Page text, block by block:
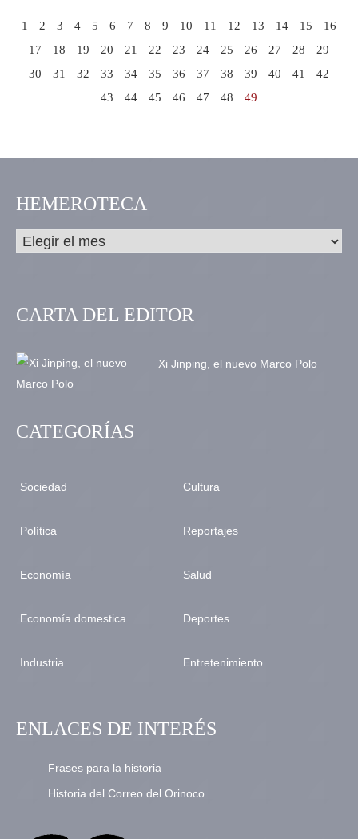
1 2 3 4 5 6 7 8 9 10 11 12 13 14 15
16
17
18 19 20 21 22 23 24 25 26 27 28
29
30
31 32 33 34 35 36 37 38 39 40 41
42
43
44 45 46 47 48 49
HEMEROTECA
CARTA DEL EDITOR
Xi Jinping, el nuevo Marco Polo
CATEGORÍAS
Sociedad
Política
Economía
Economía domestica
Industria
Cultura
Reportajes
Salud
Deportes
Entretenimiento
ENLACES DE INTERÉS
Frases para la historia
Historia del Correo del Orinoco